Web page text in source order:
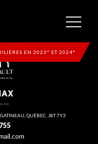
EN 2023* ET 2024*
QUÉBEC, J8T 7Y3